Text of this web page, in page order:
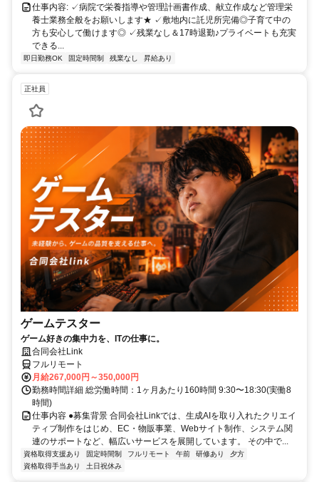
仕事内容: ✓病院で栄養指導や管理計画書作成、献立作成など管理栄
養士業務全般をお願いします★ ✓敷地内に託児所完備◎子育て中の
方も安心して働けます◎ ✓残業なし＆17時退勤♪プライベートも充実
できる...
即日勤務OK 固定時間制 残業なし 昇給あり
正社員
ゲームテスター
ゲーム好きの集中力を、ITの仕事に。
合同会社Link
フルリモート
月給267,000円～350,000円
勤務時間詳細 総労働時間：1ヶ月あたり160時間 9:30〜18:30(実働8
時間)
仕事内容 ●募集背景 合同会社Linkでは、生成AIを取り入れたクリエイ
ティブ制作をはじめ、EC・物販事業、Webサイト制作、システム関
連のサポートなど、幅広いサービスを展開しています。 その中で...
資格取得支援あり 固定時間制 フルリモート 午前 研修あり
夕方
資格取得手当あり
土日祝休み